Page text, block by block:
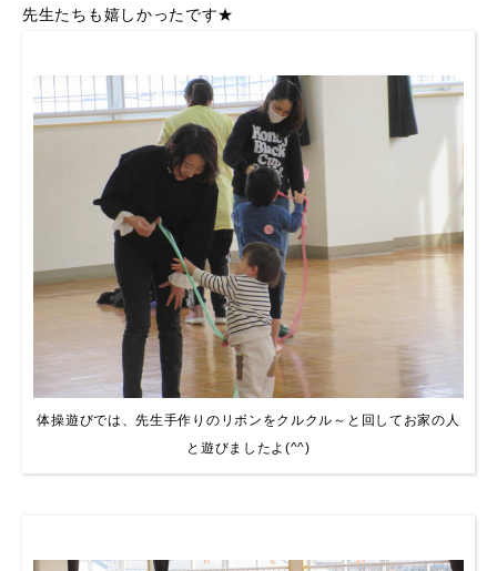
先生たちも嬉しかったです★
体操遊びでは、先生手作りのリボンをクルクル～と回してお家の人
と遊びましたよ(^^)